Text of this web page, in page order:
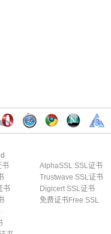
书
书
AlphaSSL SSL证书
Trustwave SSL证书
Digicert SSL证书
免费证书Free SSL